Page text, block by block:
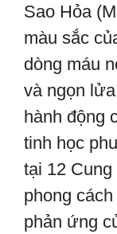
Sao Hỏa
màu sắc
dòng máu
và ngọn
hành động
tinh học
tại 12
phong
phản ứng